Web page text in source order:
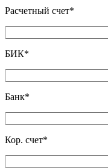
Расчетный счет*
БИК*
Банк*
Кор. счет*